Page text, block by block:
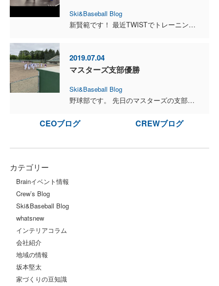
Ski&Baseball Blog
新賢範です！ 最近TWISTでトレーニングしすぎて今まで着れていた服が小さくなってくるほど順調に身体は仕上がってきている私です。今日はここ最近のトレーニングで感じたことを書きたいと思います。トレ...
2019.07.04
マスターズ支部優勝
Ski&Baseball Blog
野球部です。 先日のマスターズの支部大会は優勝しました！決勝戦では吉田投手の好投とブレインの猛打でコールド勝ちに終わりました。次は全道大会がありますので、必ず勝ち上がって全国大会に行きたいと思い...
CEOブログ CREWブログ
カテゴリー
Brainイベント情報
Crew’s Blog
Ski&Baseball Blog
whatsnew
インテリアコラム
会社紹介
地域の情報
坂本堅太
家づくりの豆知識